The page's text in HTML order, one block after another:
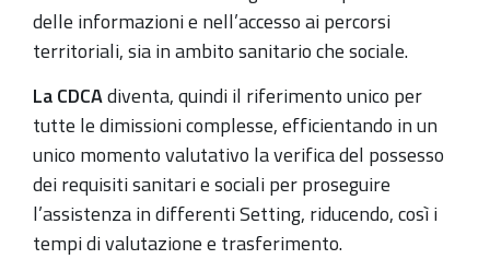
delle informazioni e nell’accesso ai percorsi
territoriali, sia in ambito sanitario che sociale.
La CDCAdiventa, quindi il riferimento unico per
tutte le dimissioni complesse, efficientando in un
unico momento valutativo la verifica del possesso
dei requisiti sanitari e sociali per proseguire
l’assistenza in differenti Setting, riducendo, così i
tempi di valutazione e trasferimento.